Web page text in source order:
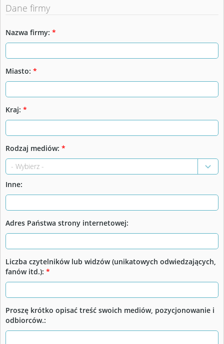
Dane firmy
Nazwa firmy: *
Miasto: *
Kraj: *
Rodzaj mediów: *
Inne:
Adres Państwa strony internetowej:
Liczba czytelników lub widzów (unikatowych odwiedzających,
fanów itd.): *
Proszę krótko opisać treść swoich mediów, pozycjonowanie i
odbiorców.: